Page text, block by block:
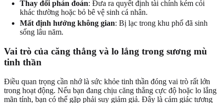
Thay đổi phán đoán: Đưa ra quyết định tài chính kém cỏi
khác thường hoặc bỏ bê vệ sinh cá nhân.
Mất định hướng không gian: Bị lạc trong khu phố đã sinh
sống lâu năm.
Vai trò của căng thẳng và lo lắng trong sương mù
tinh thần
Điều quan trọng cần nhớ là sức khỏe tinh thần đóng vai trò rất lớn
trong hoạt động. Nếu bạn đang chịu căng thẳng cực độ hoặc lo lắng
mãn tính, bạn có thể gặp phải suy giảm giả. Đây là cảm giác tương